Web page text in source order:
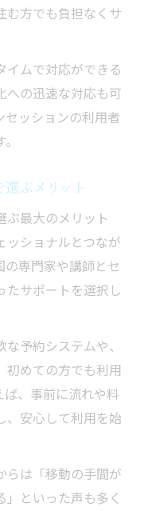
む方でも負担なくサ
イムで対応ができる
への迅速な対応も可
セッションの利用者
ぶメリット
ぶ最大のメリット
ッショナルとつなが
専門家や講師とセ
たサポートを選択し
予約システムや、
初めての方でも利用
ば、事前に流れや料
、安心して利用を始
らは「移動の手間が
といった声も多く